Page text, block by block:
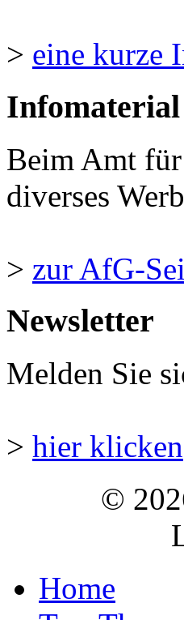
> eine kurze
Beim Amt
diverses
> zur AfG-
Newsletter
Melden Sie
> hier klicken
©
Home